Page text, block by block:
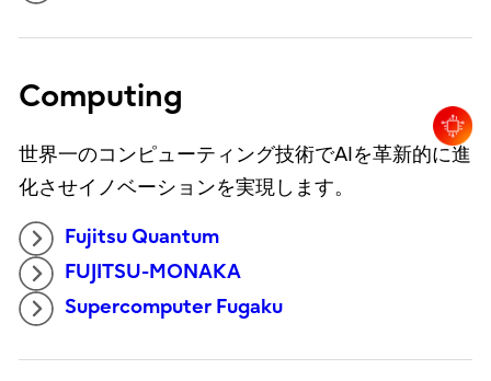
Computing
世界一のコンピューティング技術でAIを革新的に進
化させイノベーションを実現します。
Fujitsu Quantum
FUJITSU-MONAKA
Supercomputer Fugaku